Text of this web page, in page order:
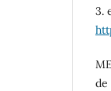
3.
de